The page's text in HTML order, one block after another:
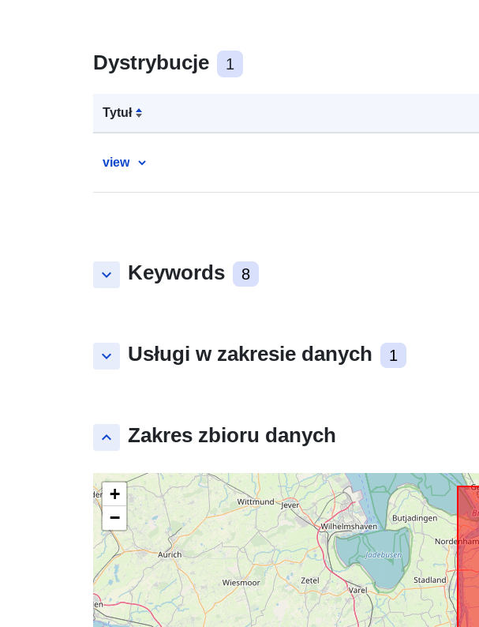
Dystrybucje 1
Tytuł
view
keyboard_arrow_down Keywords 8
keyboard_arrow_down Usługi w zakresie danych 1
keyboard_arrow_up Zakres zbioru danych
+
−